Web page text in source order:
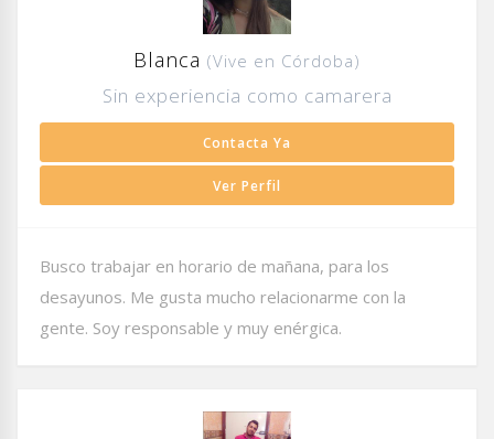
Blanca (Vive en Córdoba)
Sin experiencia como camarera
Contacta Ya
Ver Perfil
Busco trabajar en horario de mañana, para los
desayunos. Me gusta mucho relacionarme con la
gente. Soy responsable y muy enérgica.